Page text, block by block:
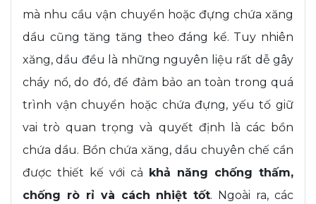
mà nhu cầu vận chuyển hoặc đựng chứa xăng
dầu cũng tăng tăng theo đáng kể. Tuy nhiên
xăng, dầu đều là những nguyên liệu rất dễ gây
cháy nổ, do đó, để đảm bảo an toàn trong quá
trình vận chuyển hoặc chứa đựng, yếu tố giữ
vai trò quan trọng và quyết định là các bồn
chứa dầu. Bồn chứa xăng, dầu chuyên chế cần
được thiết kế với cả khả năng chống thấm,
chống rò rỉ và cách nhiệt tốt. Ngoài ra, các